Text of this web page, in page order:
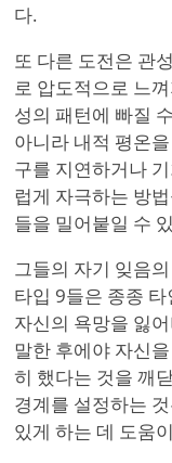
다.
또 다른 도전은 관
로 압도적으로 느
성의 패턴에 빠질
아니라 내적 평온
구를 지연하거나
럽게 자극하는 방
들을 밀어붙일 수
그들의 자기 잊음
타입 9들은 종종
자신의 욕망을 잃
말한 후에야 자신
히 했다는 것을 깨
경계를 설정하는
있게 하는 데 도움